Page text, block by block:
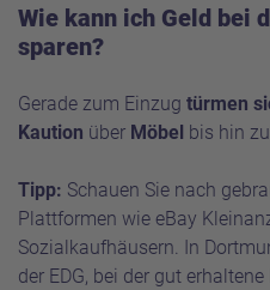
Wie kann ich Geld bei
sparen?
Gerade zum Einzug türmen
Kaution über Möbel bis hin
Tipp: Schauen Sie nach
Plattformen wie eBay
Sozialkaufhäusern. In
der EDG, bei der gut erhaltene